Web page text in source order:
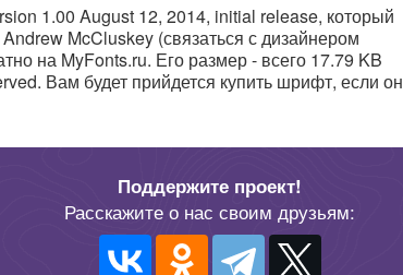
1.00 August 12, 2014, initial release, который
McCluskey (связаться с дизайнером
на MyFonts.ru. Его размер - всего 17.79 KB
Вам будет прийдется купить шрифт, если он
Поддержите проект!
Расскажите о нас своим друзьям: